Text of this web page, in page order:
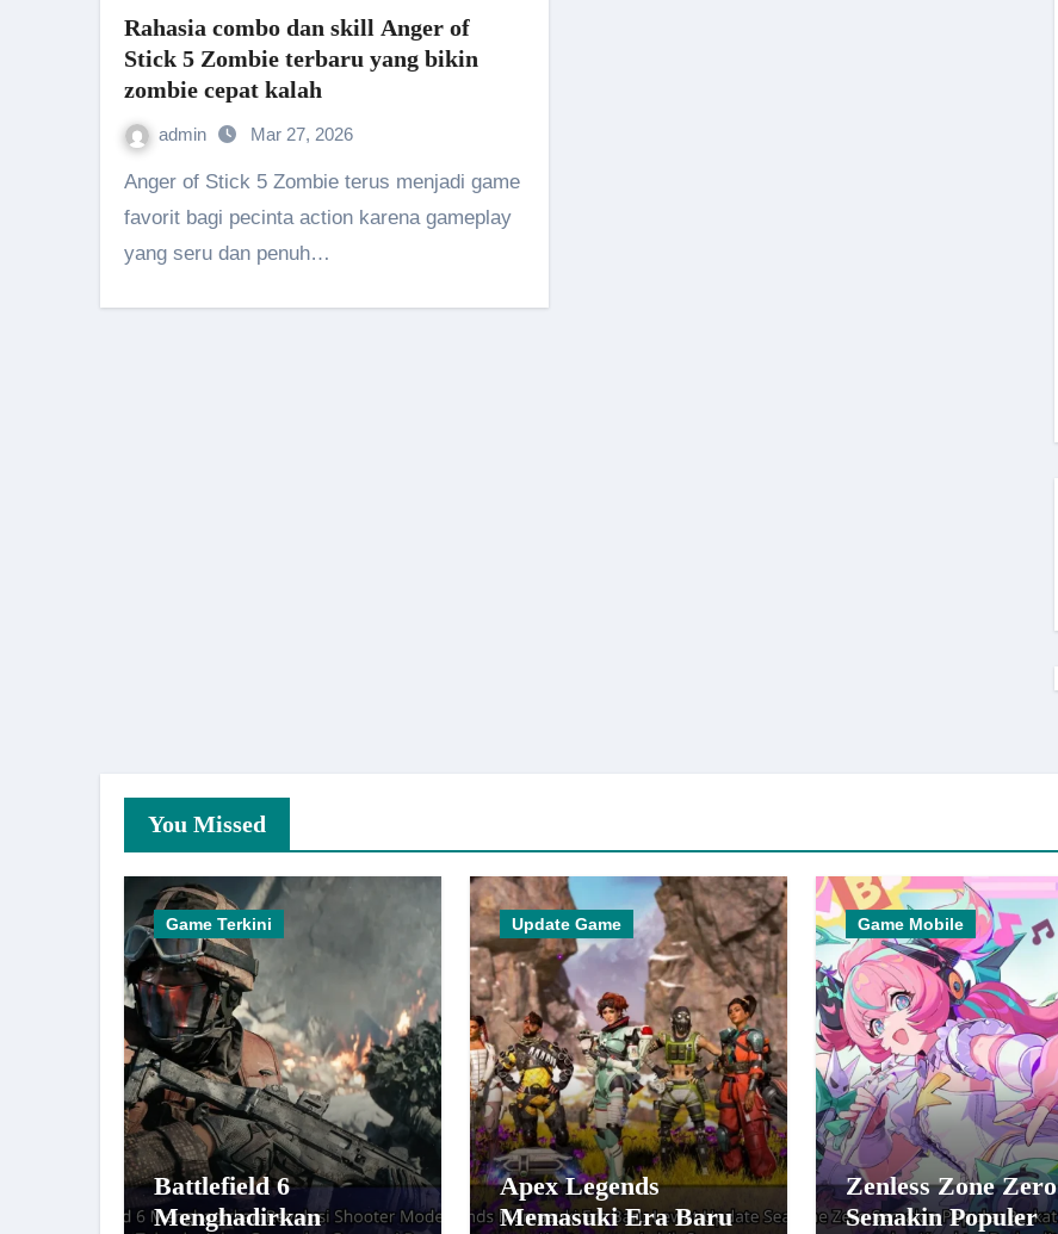
Rahasia combo dan skill Anger of
Stick 5 Zombie terbaru yang bikin
zombie cepat kalah
admin Mar 27, 2026
Anger of Stick 5 Zombie terus menjadi game
favorit bagi pecinta action karena gameplay
yang seru dan penuh…
You Missed
Game Terkini
Battlefield 6
Menghadirkan
Update Game
Apex Legends
Memasuki Era Baru
Game Mobile
Zenless Zone Zero
Semakin Populer